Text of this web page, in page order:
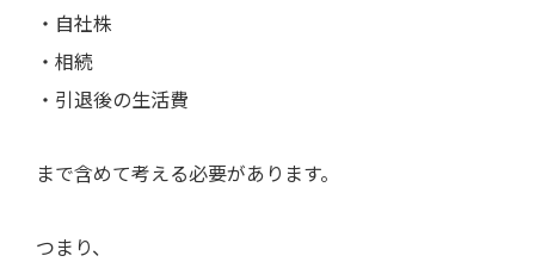
・自社株
・相続
・引退後の生活費
まで含めて考える必要があります。
つまり、